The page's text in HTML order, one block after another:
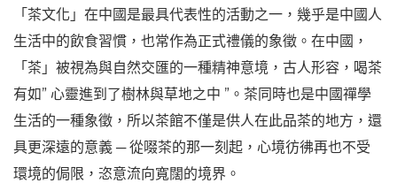
「茶文化」在中國是最具代表性的活動之一，幾乎是中國人
生活中的飲食習慣，也常作為正式禮儀的象徵。在中國，
「茶」被視為與自然交匯的一種精神意境，古人形容，喝茶
有如” 心靈進到了樹林與草地之中 ”。茶同時也是中國禪學
生活的一種象徵，所以茶館不僅是供人在此品茶的地方，還
具更深遠的意義 ─ 從啜茶的那一刻起，心境彷彿再也不受
環境的侷限，恣意流向寬闊的境界。